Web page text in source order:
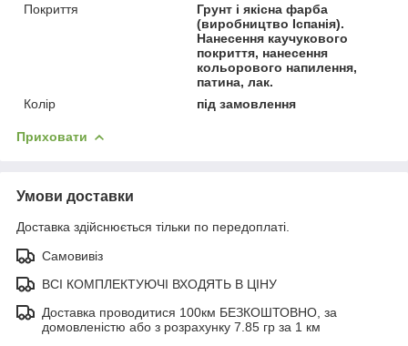
Покриття
Грунт і якісна фарба
(виробництво Іспанія).
Нанесення каучукового
покриття, нанесення
кольорового напилення,
патина, лак.
Колір
під замовлення
Приховати
Умови доставки
Доставка здійснюється тільки по передоплаті.
Самовивіз
ВСІ КОМПЛЕКТУЮЧІ ВХОДЯТЬ В ЦІНУ
Доставка проводитися 100км БЕЗКОШТОВНО, за
домовленістю або з розрахунку 7.85 гр за 1 км